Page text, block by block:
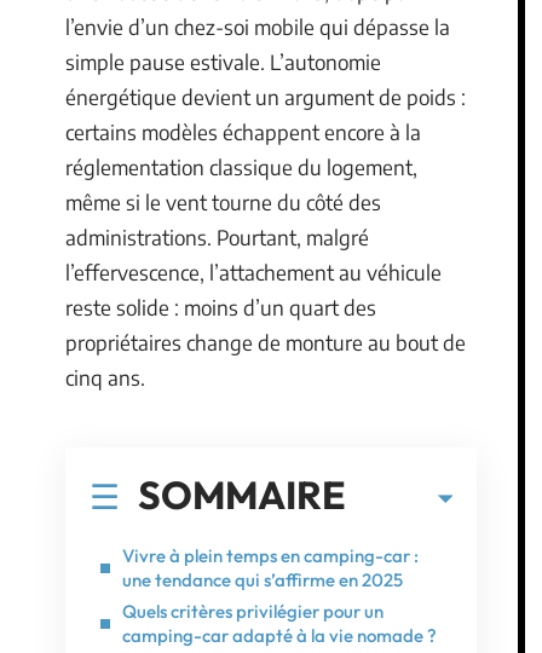
l’envie d’un chez-soi mobile qui dépasse la
simple pause estivale. L’autonomie
énergétique devient un argument de poids :
certains modèles échappent encore à la
réglementation classique du logement,
même si le vent tourne du côté des
administrations. Pourtant, malgré
l’effervescence, l’attachement au véhicule
reste solide : moins d’un quart des
propriétaires change de monture au bout de
cinq ans.
SOMMAIRE
Vivre à plein temps en camping-car :
une tendance qui s’affirme en 2025
Quels critères privilégier pour un
camping-car adapté à la vie nomade ?